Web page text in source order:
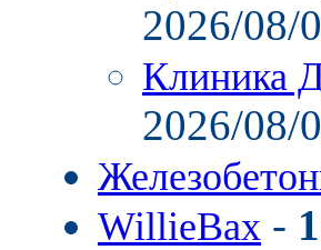
2026/08/
Клиника
2026/08/
WillieBax -